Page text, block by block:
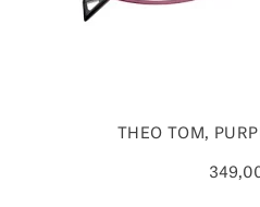
THEO TOM,